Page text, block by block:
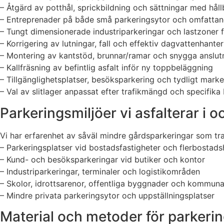
– Åtgärd av potthål, sprickbildning och sättningar med
– Entreprenader på både små parkeringsytor och
– Tungt dimensionerade industriparkeringar och lastzoner
– Korrigering av lutningar, fall och effektiv
– Montering av kantstöd, brunnar/ramar och snygga
– Kallfräsning av befintlig asfalt inför ny toppbeläggning
– Tillgänglighetsplatser, besöksparkering och tydligt
– Val av slitlager anpassat efter trafikmängd och specifika
Parkeringsmiljöer vi asfalterar i
Vi har erfarenhet av såväl mindre gårdsparkeringar som
– Parkeringsplatser vid bostadsfastigheter och
– Kund- och besöksparkeringar vid butiker och kontor
– Industriparkeringar, terminaler och logistikområden
– Skolor, idrottsarenor, offentliga byggnader och
– Mindre privata parkeringsytor och uppställningsplatser
Material och metoder för